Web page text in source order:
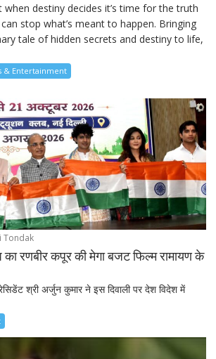
destiny decides it’s time for the truth
stop what’s meant to happen. Bringing
tale of hidden secrets and destiny to life,
& Entertainment
Tondak
का रणबीर कपूर की मेगा बजट फिल्म रामायण के
श्री अर्जुन कुमार ने इस दिवाली पर देश विदेश में